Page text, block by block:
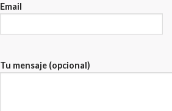
Email
Tu mensaje (opcional)